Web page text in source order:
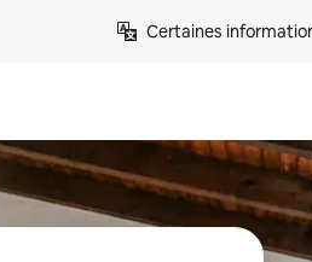
Certaines